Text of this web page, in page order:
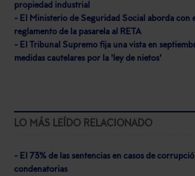
propiedad industrial
- El Ministerio de Seguridad Social aborda con
reglamento de la pasarela al RETA
- El Tribunal Supremo fija una vista en
medidas cautelares por la 'ley de nietos'
LO MÁS LEÍDO RELACIONADO
- El 73% de las sentencias en casos de
condenatorias